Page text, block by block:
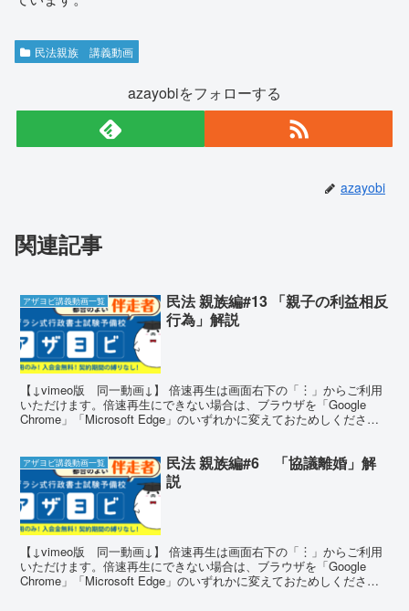
民法親族 講義動画
azayobiをフォローする
azayobi
関連記事
アザヨビ講義動画一覧
民法 親族編#13 「親子の利益相反
行為」解説
【↓vimeo版 同一動画↓】 倍速再生は画面右下の「︙」からご利用
いただけます。倍速再生にできない場合は、ブラウザを「Google
Chrome」「Microsoft Edge」のいずれかに変えておためしくださ
アザヨビ講義動画一覧
民法 親族編#6 「協議離婚」解
説
【↓vimeo版 同一動画↓】 倍速再生は画面右下の「︙」からご利用
いただけます。倍速再生にできない場合は、ブラウザを「Google
Chrome」「Microsoft Edge」のいずれかに変えておためしくださ